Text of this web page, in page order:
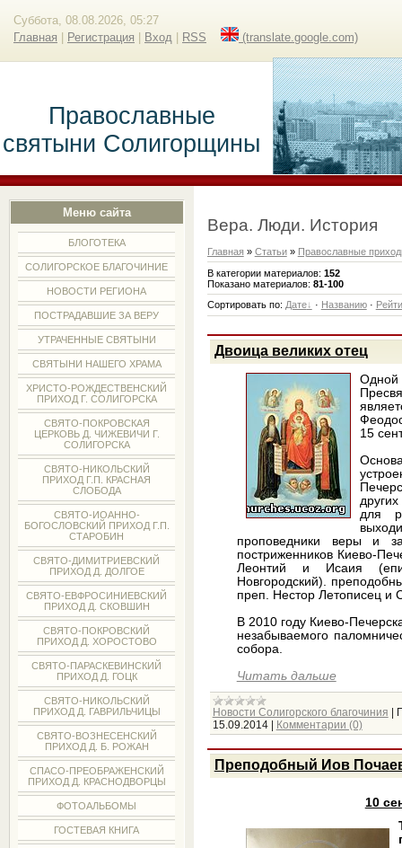
Суббота, 08.08.2026, 05:27
Главная
Регистрация Вход RSS (translate.google.com)
Православные
святыни Солигорщины
Меню сайта
БЛОГОТЕКА
СОЛИГОРСКОЕ БЛАГОЧИНИЕ
НОВОСТИ РЕГИОНА
ПОСТРАДАВШИЕ ЗА ВЕРУ
УТРАЧЕННЫЕ СВЯТЫНИ
СВЯТЫНИ НАШЕГО ХРАМА
ХРИСТО-РОЖДЕСТВЕНСКИЙ
ПРИХОД Г. СОЛИГОРСКА
СВЯТО-ПОКРОВСКАЯ
ЦЕРКОВЬ Д. ЧИЖЕВИЧИ Г.
СОЛИГОРСКА
СВЯТО-НИКОЛЬСКИЙ
ПРИХОД Г.П. КРАСНАЯ
СЛОБОДА
СВЯТО-ИОАННО-
БОГОСЛОВСКИЙ ПРИХОД Г.П.
СТАРОБИН
СВЯТО-ДИМИТРИЕВСКИЙ
ПРИХОД Д. ДОЛГОЕ
СВЯТО-ЕВФРОСИНИЕВСКИЙ
ПРИХОД Д. СКОВШИН
СВЯТО-ПОКРОВСКИЙ
ПРИХОД Д. ХОРОСТОВО
СВЯТО-ПАРАСКЕВИНСКИЙ
ПРИХОД Д. ГОЦК
СВЯТО-НИКОЛЬСКИЙ
ПРИХОД Д. ГАВРИЛЬЧИЦЫ
СВЯТО-ВОЗНЕСЕНСКИЙ
ПРИХОД Д. Б. РОЖАН
СПАСО-ПРЕОБРАЖЕНСКИЙ
ПРИХОД Д. КРАСНОДВОРЦЫ
ФОТОАЛЬБОМЫ
ГОСТЕВАЯ КНИГА
Вера. Люди. История
Главная » Статьи» Православные
В категории материалов: 152
Показано материалов: 81-100
Сортировать по: Дате · Названию·
Двоица великих отец
15
для
проповедники веры и
постриженников Киево-
Леонтий и Исаия
Новгородский).
преп. Нестор Летописец и
В 2010 году Киево-
незабываемого
собора.
Читать дальше
Новости Солигорского благочиния |
15.09.2014 | Комментарии (0)
Преподобный Иов
10